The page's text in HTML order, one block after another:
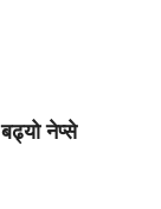
नेप्से